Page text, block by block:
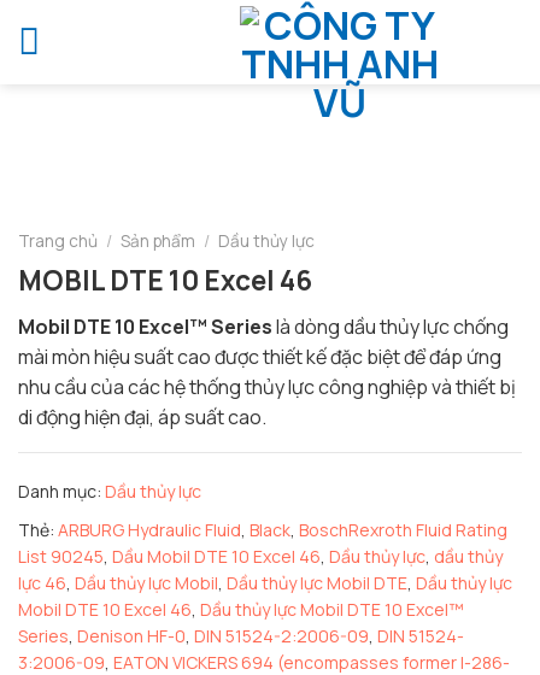
Trang chủ / Sản phẩm / Dầu thủy lực
MOBIL DTE 10 Excel 46
Mobil DTE 10 Excel™ Serieslà dòng dầu thủy lực chống
mài mòn hiệu suất cao được thiết kế đặc biệt để đáp ứng
nhu cầu của các hệ thống thủy lực công nghiệp và thiết bị
di động hiện đại, áp suất cao.
Danh mục: Dầu thủy lực
Thẻ: ARBURG Hydraulic Fluid Black BoschRexroth Fluid Rating
List 90245 Dầu Mobil DTE 10 Excel 46 Dầu thủy lực dầu thủy
lực 46 Dầu thủy lực Mobil Dầu thủy lực Mobil DTE Dầu thủy lực
Mobil DTE 10 Excel 46 Dầu thủy lực Mobil DTE 10 Excel™
Series Denison HF-0 DIN 51524-2:2006-09 DIN 51524-
3:2006-09 EATON VICKERS 694 (encompasses former I-286-